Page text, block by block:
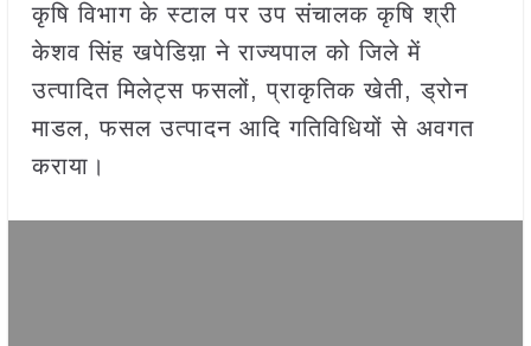
कृषि विभाग के स्टाल पर उप संचालक कृषि श्री
केशव सिंह खपेडिय़ा ने राज्यपाल को जिले में
उत्पादित मिलेट्स फसलों, प्राकृतिक खेती, ड्रोन
माडल, फसल उत्पादन आदि गतिविधियों से अवगत
कराया।